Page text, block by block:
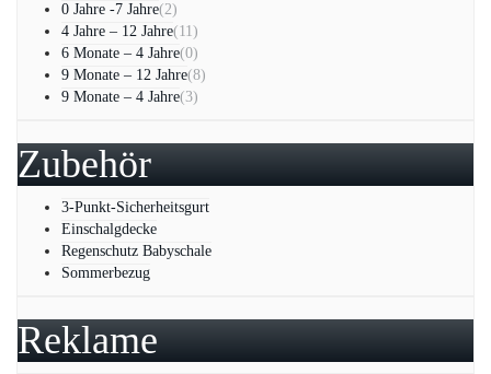
0 Jahre -7 Jahre(2)
4 Jahre – 12 Jahre(11)
6 Monate – 4 Jahre(0)
9 Monate – 12 Jahre(8)
9 Monate – 4 Jahre(3)
Zubehör
3-Punkt-Sicherheitsgurt
Einschalgdecke
Regenschutz Babyschale
Sommerbezug
Reklame